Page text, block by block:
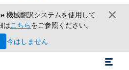
機械翻訳システムを使用して
はこちらをご参照ください。
今はしません